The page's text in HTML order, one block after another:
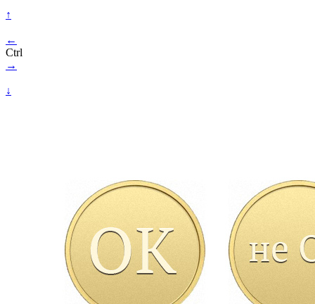
↑
←
Ctrl
→
↓